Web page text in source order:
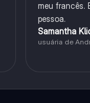
meu francês.
pessoa.
Samantha
usuária de